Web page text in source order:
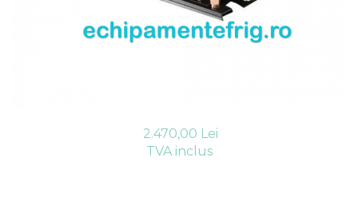
2.470,00 Lei
TVA inclus